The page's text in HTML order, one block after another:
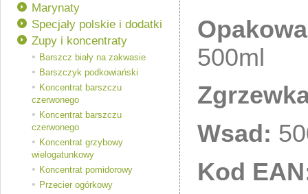
Marynaty
Specjały polskie i dodatki
Zupy i koncentraty
Barszcz biały na zakwasie
Barszczyk podkowiański
Koncentrat barszczu
czerwonego
Koncentrat barszczu
czerwonego
Koncentrat grzybowy
wielogatunkowy
Koncentrat pomidorowy
Przecier ogórkowy
500ml
Wsad:
Kod